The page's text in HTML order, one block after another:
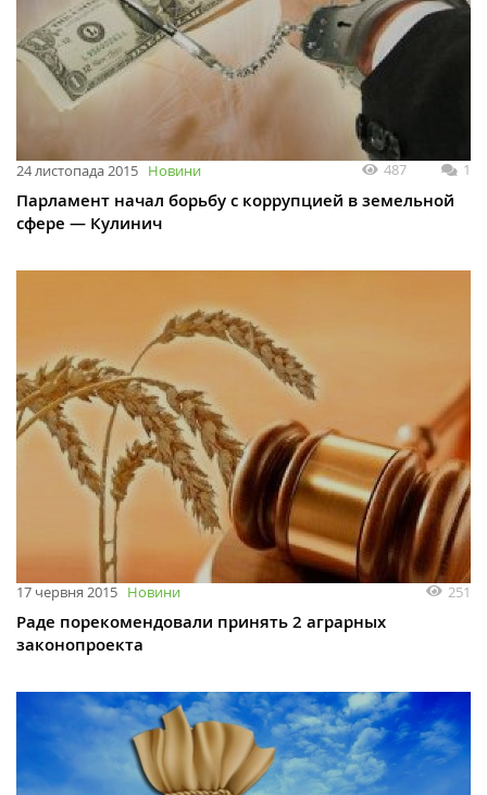
24 листопада 2015 Новини 487 1
Парламент начал борьбу с коррупцией в земельной
сфере — Кулинич
17 червня 2015 Новини 251
Раде порекомендовали принять 2 аграрных
законопроекта